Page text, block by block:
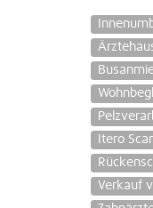
Itero
Verkauf